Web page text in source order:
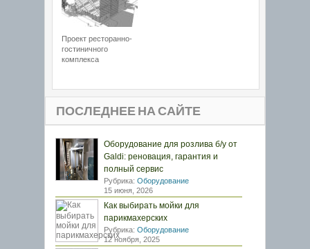
Проект ресторанно-
гостиничного
комплекса
ПОСЛЕДНЕЕ НА САЙТЕ
Оборудование для розлива б/у от
Galdi: реновация, гарантия и
полный сервис
Рубрика: Оборудование
15 июня, 2026
Как выбирать мойки для
парикмахерских
Рубрика: Оборудование
12 ноября, 2025